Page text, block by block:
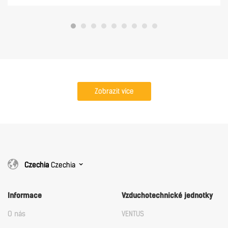
Zobrazit více
Czechia Czechia
Informace
O nás
Vzduchotechnické jednotky
VENTUS